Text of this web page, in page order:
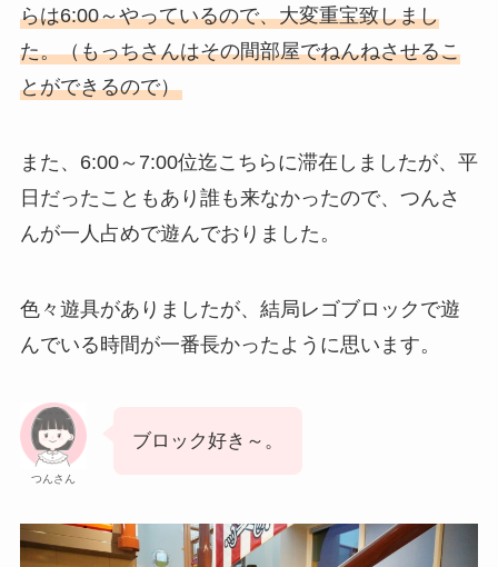
らは6:00～やっているので、大変重宝致しまし
た。（もっちさんはその間部屋でねんねさせるこ
とができるので）
また、6:00～7:00位迄こちらに滞在しましたが、平
日だったこともあり誰も来なかったので、つんさ
んが一人占めで遊んでおりました。
色々遊具がありましたが、結局レゴブロックで遊
んでいる時間が一番長かったように思います。
つんさん
ブロック好き～。